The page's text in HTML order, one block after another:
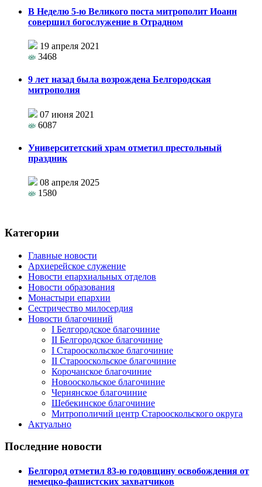
В Неделю 5-ю Великого поста митрополит Иоанн
совершил богослужение в Отрадном
19 апреля 2021
3468
9 лет назад была возрождена Белгородская
митрополия
07 июня 2021
6087
Университетский храм отметил престольный
праздник
08 апреля 2025
1580
Категории
Главные новости
Архиерейское служение
Новости епархиальных отделов
Новости образования
Монастыри епархии
Сестричество милосердия
Новости благочиний
I Белгородское благочиние
II Белгородское благочиние
I Старооскольское благочиние
II Старооскольское благочиние
Корочанское благочиние
Новооскольское благочиние
Чернянское благочиние
Шебекинское благочиние
Митрополичий центр Старооскольского округа
Актуально
Последние новости
Белгород отметил 83-ю годовщину освобождения от
немецко-фашистских захватчиков